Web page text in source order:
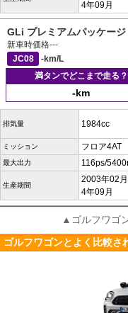
4年09月
GLi プレミアムパッケージ
新車時価格---
JC08
-km/L
満タンでどこまで走る？
-km
排気量 1984cc
ミッション フロア4AT
最大出力 116ps/
生産期間
2003年02
4年09月
▲ゴルフワゴ
ゴルフワゴンとよく比較さ